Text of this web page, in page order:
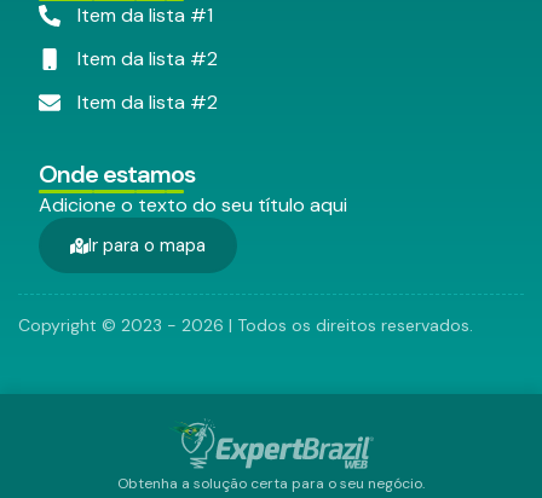
Item da lista #1
Item da lista #2
Item da lista #2
Onde estamos
Adicione o texto do seu título aqui
Ir para o mapa
Copyright © 2023 - 2026 | Todos os direitos reservados.
Obtenha a solução certa para o seu negócio.